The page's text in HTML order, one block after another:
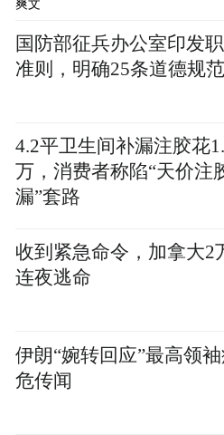
事沿着千年诗路向全球
代交流交融、合作共赢
护航“诗行丝路”活动
汽车品牌向上突围的杰
示中国智造的硬核实力。
爽文
国防部征兵办公室印发
准则，明确25条道德规范
4.2平卫生间补漏注胶花
万，消费者称陷“天价注
漏”套路
收到紧急命令，加拿大2
连夜逃命
伊朗“婉转回应”最高领
危传闻